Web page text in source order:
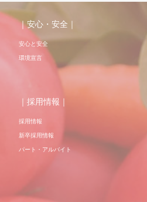
｜安心・安全｜
安心と安全
環境宣言
｜採用情報｜
採用情報
新卒採用情報
パート・アルバイト